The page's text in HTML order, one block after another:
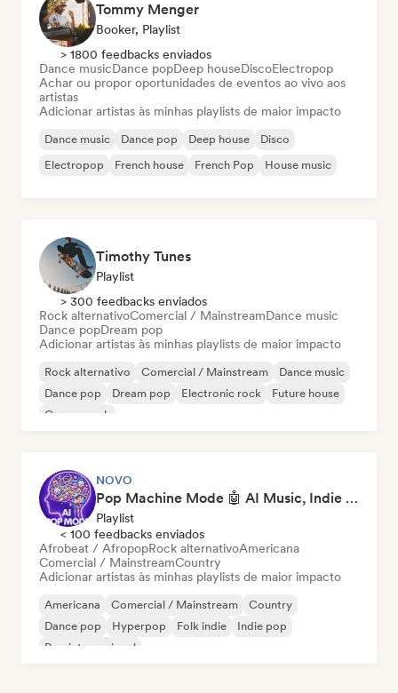
Tommy Menger
Booker, Playlist
> 1800 feedbacks enviados
Dance musicDance popDeep houseDiscoElectropop
Achar ou propor oportunidades de eventos ao vivo aos
artistas
Adicionar artistas às minhas playlists de maior impacto
Dance music Dance pop Deep house
Disco
Electropop
French house French Pop House music
Timothy Tunes
Playlist
> 300 feedbacks enviados
Rock alternativoComercial / MainstreamDance music
Dance popDream pop
Adicionar artistas às minhas playlists de maior impacto
Rock alternativo Comercial / Mainstream
Dance music
Dance pop
Dream pop Electronic rock
Future house
Garage rock
NOVO
Pop Machine Mode 🤖 AI Music, Indie Pop & Dream Pop
Playlist
< 100 feedbacks enviados
Afrobeat / AfropopRock alternativoAmericana
Comercial / MainstreamCountry
Adicionar artistas às minhas playlists de maior impacto
Americana Comercial / Mainstream
Country
Dance pop
Hyperpop Folk indie
Indie pop
Pop internacional